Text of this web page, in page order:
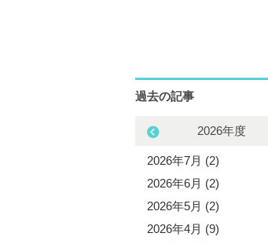
過去の記事
2026年度
2026年7月 (2)
2026年6月 (2)
2026年5月 (2)
2026年4月 (9)